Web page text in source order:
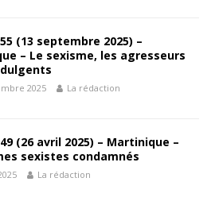
(13 septembre 2025) –
– Le sexisme, les agresseurs
2025 La rédaction
(26 avril 2025) – Martinique –
sexistes condamnés
La rédaction